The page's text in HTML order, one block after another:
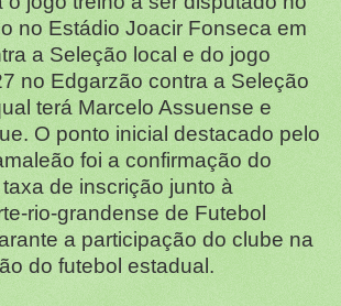
no Estádio Joacir Fonseca em
a Seleção local e do jogo
no Edgarzão contra a Seleção
terá Marcelo Assuense e
O ponto inicial destacado pelo
foi a confirmação do
de inscrição junto à
rio-grandense de Futebol
a participação do clube na
do futebol estadual.